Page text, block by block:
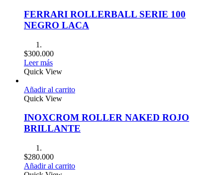
FERRARI ROLLERBALL SERIE 100
NEGRO LACA
$300.000
Leer más
Quick View
Añadir al carrito
Quick View
INOXCROM ROLLER NAKED ROJO
BRILLANTE
$280.000
Añadir al carrito